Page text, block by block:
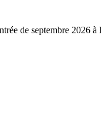
de septembre 2026